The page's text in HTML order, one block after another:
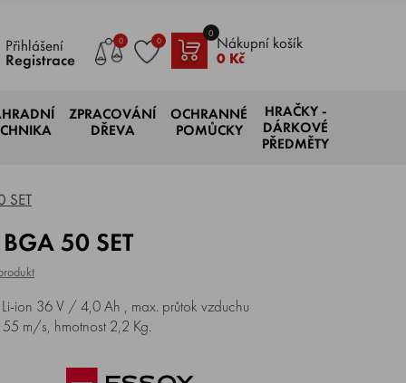
Přihlášení
Registrace
0 0 Nákupní košík
0 Kč
0
ZPRACOVÁNÍ
DŘEVA
OCHRANNÉ
POMŮCKY
HRAČKY -
DÁRKOVÉ
PŘEDMĚTY
SET
50 SET
ion 36 V / 4,0 Ah , max. průtok vzduchu
m/s, hmotnost 2,2 Kg.